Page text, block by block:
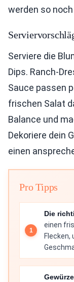
werden so
Serviere die
Dips. Ranch-
Sauce passen
frischen Salat
Balance und
Dekoriere dein
einen
Pro Tipps
Die
einen